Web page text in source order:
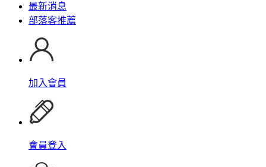
最新消息
部落客推薦
加入會員
會員登入